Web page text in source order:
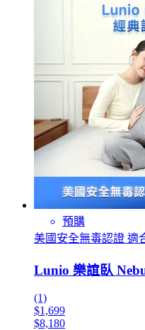
預購
美國安全無毒認證 適
Lunio 樂誼臥
(1)
$1,699
$8,180